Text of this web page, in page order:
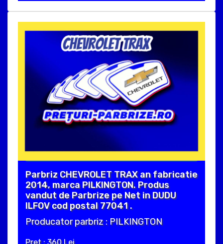
Parbriz CHEVROLET TRAX an fabricatie
2014, marca PILKINGTON. Produs
vandut de Parbrize pe Net in DUDU
ILFOV cod postal 77041 .
Producator parbriz : PILKINGTON